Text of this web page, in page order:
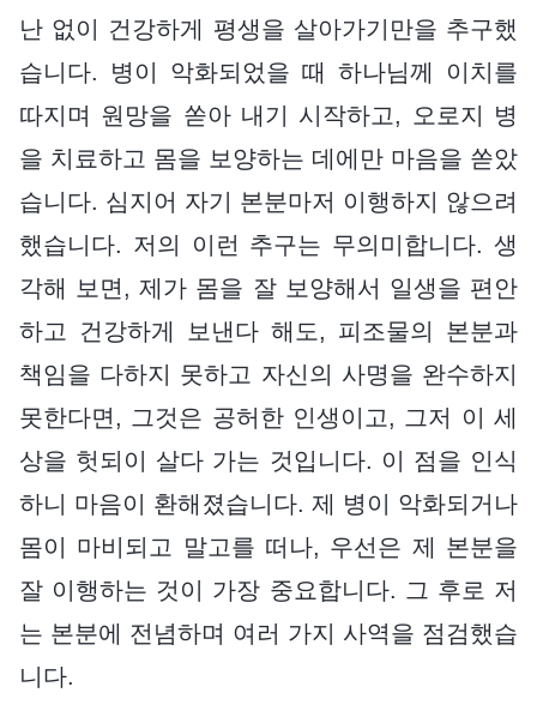
난 없이 건강하게 평생을 살아가기만을 추구했
습니다. 병이 악화되었을 때 하나님께 이치를
따지며 원망을 쏟아 내기 시작하고, 오로지 병
을 치료하고 몸을 보양하는 데에만 마음을 쏟았
습니다. 심지어 자기 본분마저 이행하지 않으려
했습니다. 저의 이런 추구는 무의미합니다. 생
각해 보면, 제가 몸을 잘 보양해서 일생을 편안
하고 건강하게 보낸다 해도, 피조물의 본분과
책임을 다하지 못하고 자신의 사명을 완수하지
못한다면, 그것은 공허한 인생이고, 그저 이 세
상을 헛되이 살다 가는 것입니다. 이 점을 인식
하니 마음이 환해졌습니다. 제 병이 악화되거나
몸이 마비되고 말고를 떠나, 우선은 제 본분을
잘 이행하는 것이 가장 중요합니다. 그 후로 저
는 본분에 전념하며 여러 가지 사역을 점검했습
니다.